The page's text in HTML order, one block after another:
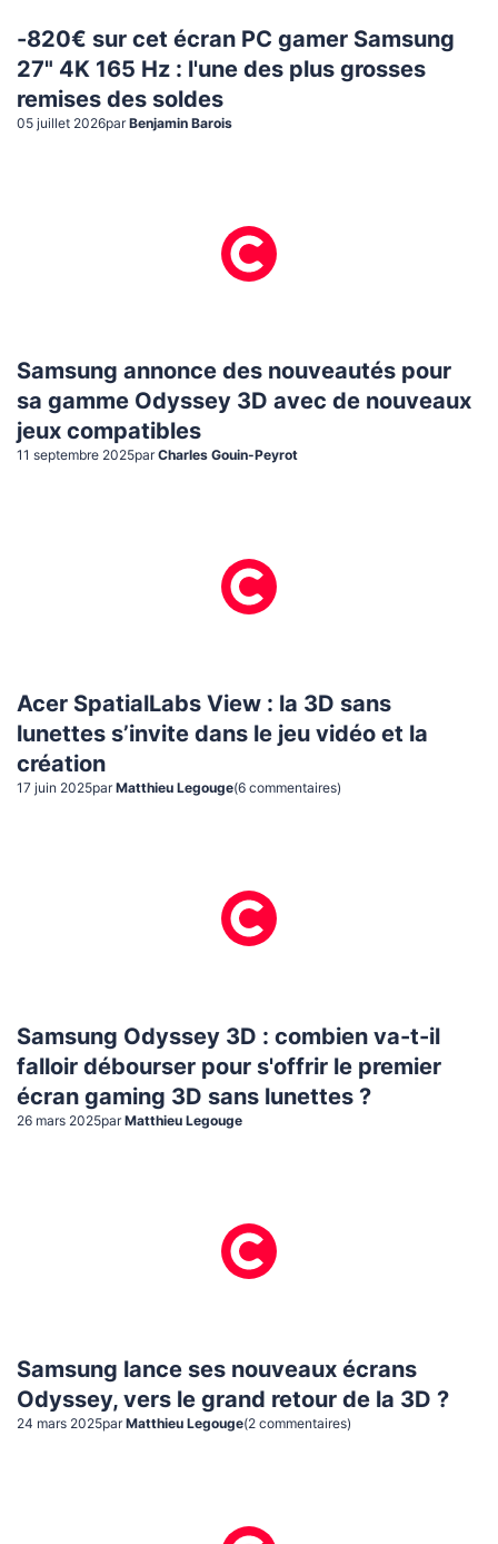
-820€ sur cet écran PC gamer Samsung
27" 4K 165 Hz : l'une des plus grosses
remises des soldes
05 juillet 2026par Benjamin Barois
Samsung annonce des nouveautés pour
sa gamme Odyssey 3D avec de nouveaux
jeux compatibles
11 septembre 2025par Charles Gouin-Peyrot
Acer SpatialLabs View : la 3D sans
lunettes s’invite dans le jeu vidéo et la
création
17 juin 2025par Matthieu Legouge(6 commentaires)
Samsung Odyssey 3D : combien va-t-il
falloir débourser pour s'offrir le premier
écran gaming 3D sans lunettes ?
26 mars 2025par Matthieu Legouge
Samsung lance ses nouveaux écrans
Odyssey, vers le grand retour de la 3D ?
24 mars 2025par Matthieu Legouge(2 commentaires)